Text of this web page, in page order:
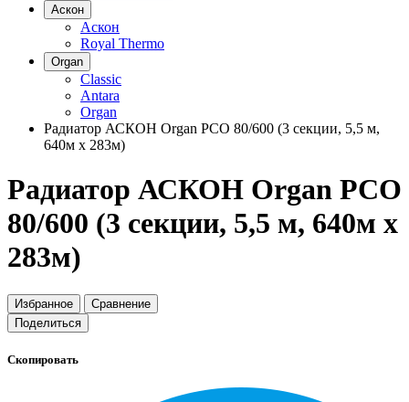
Аскон
Аскон
Royal Thermo
Organ
Classic
Antara
Organ
Радиатор АСКОН Organ РСО 80/600 (3 секции, 5,5 м,
640м х 283м)
Радиатор АСКОН Organ РСО
80/600 (3 секции, 5,5 м, 640м х
283м)
Избранное
Сравнение
Поделиться
Скопировать